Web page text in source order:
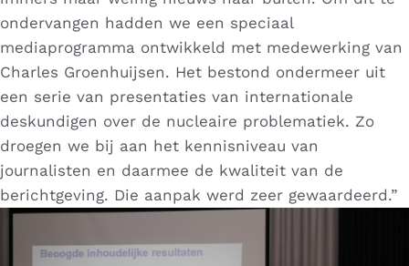
ondervangen hadden we een speciaal
mediaprogramma ontwikkeld met medewerking van
Charles Groenhuijsen. Het bestond ondermeer uit
een serie van presentaties van internationale
deskundigen over de nucleaire problematiek. Zo
droegen we bij aan het kennisniveau van
journalisten en daarmee de kwaliteit van de
berichtgeving. Die aanpak werd zeer gewaardeerd.”